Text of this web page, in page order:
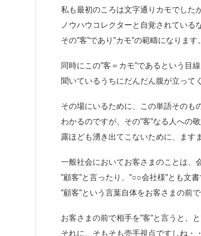
私も最初のころは文字通りカモでした
ノウハウコレクターと自覚されている
その”客”であり”カモ”の範疇になります。
同時にこの”客＝カモ”であるという目
聞いているうちにだんだん腹が立って
その場にいるために、この単語そのも
わかるのですが、その”客”なる人への
露ほども湧き出てこないために、ます
一般社会においてお客さまのことは、
”顧客”と言ったり、”○○会社様”とも文
”顧客”という言葉自体をお客さまの前
お客さまの前で相手を”客”と言うと、
それに、そもそも売手視点ですしね・